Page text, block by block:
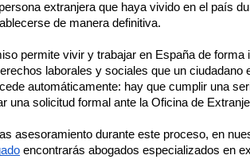
extranjera que haya vivido en el país
de manera definitiva.
permite vivir y trabajar en España de forma
laborales y sociales que un ciudadano
automáticamente: hay que cumplir una
una solicitud formal ante la Oficina de
asesoramiento durante este proceso, en
encontrarás abogados especializados en